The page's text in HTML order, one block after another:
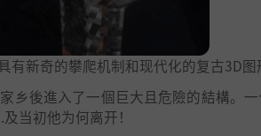
新奇的攀爬机制和现代化的复古3D图
乡後進入了一個巨大且危險的結構。
当初他为何离开！